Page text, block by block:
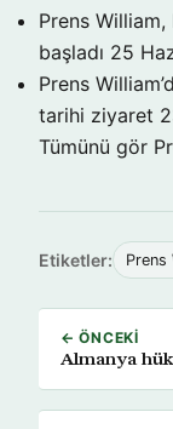
Prens
başladı 25
Prens
tarihi ziyaret
Tümünü gör
Etiketler: Prens
← ÖNCEKI
Almanya